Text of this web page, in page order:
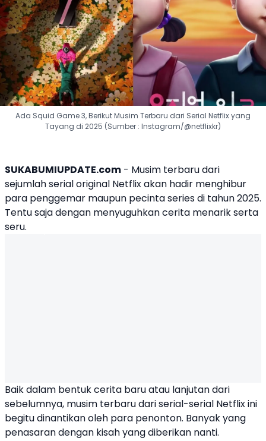
Ada Squid Game 3, Berikut Musim Terbaru dari Serial Netflix yang
Tayang di 2025 (Sumber : Instagram/@netflixkr)
SUKABUMIUPDATE.com - Musim terbaru dari
sejumlah serial original Netflix akan hadir menghibur
para penggemar maupun pecinta series di tahun 2025.
Tentu saja dengan menyuguhkan cerita menarik serta
seru.
Baik dalam bentuk cerita baru atau lanjutan dari
sebelumnya, musim terbaru dari serial-serial Netflix ini
begitu dinantikan oleh para penonton. Banyak yang
penasaran dengan kisah yang diberikan nanti.